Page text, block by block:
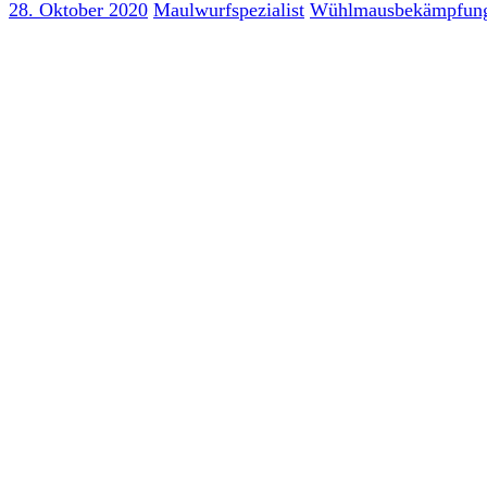
28. Oktober 2020 Maulwurfspezialist